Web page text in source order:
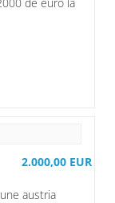
2.000,00 EUR
austria